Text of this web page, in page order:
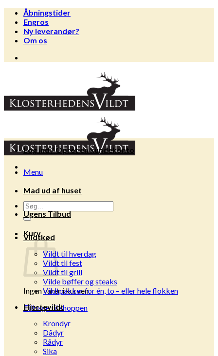
Fortsæt
indhold
Åbningstider
Engros
Ny leverandør?
Om os
Menu
Søg
efter:
Kurv
Ingen varer i kurven.
Tilbage til shoppen
Log ind / Opret en kundekonto
Mad ud af huset
Ugens Tilbud
Vildtkød
Vildt til hverdag
Vildt til fest
Vildt til grill
Vilde bøffer og steaks
Vildtpakker for én, to – eller hele flokken
Hjortevildt
Krondyr
Dådyr
Rådyr
Sika